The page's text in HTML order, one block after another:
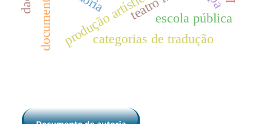
escola pública
produção artística
categorias de tradução